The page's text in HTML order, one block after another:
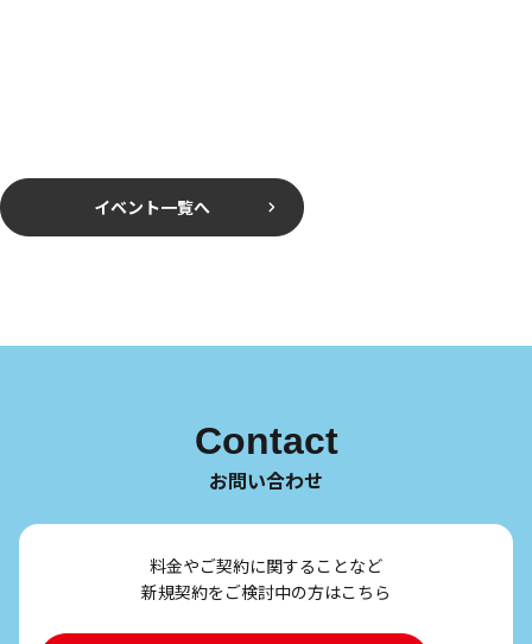
イベント一覧へ
Contact
お問い合わせ
料金やご契約に関することなど
新規契約をご検討中の方はこちら